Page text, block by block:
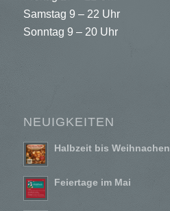
Samstag 9 – 22 Uhr
Sonntag 9 – 20 Uhr
NEUIGKEITEN
Halbzeit bis Weihnachen
Feiertage im Mai